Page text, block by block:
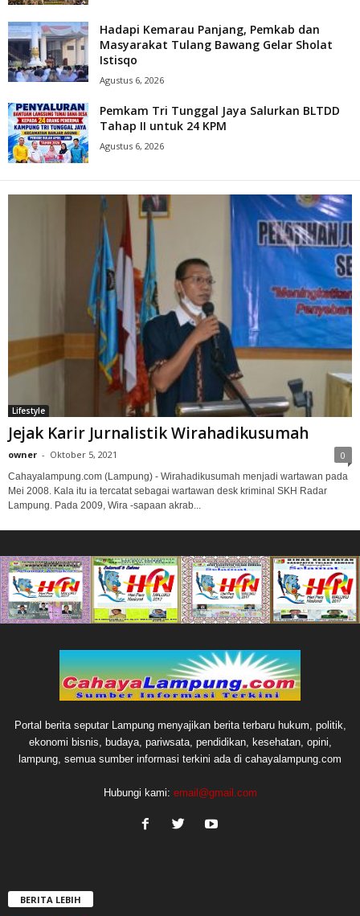
Hadapi Kemarau Panjang, Pemkab dan
Masyarakat Tulang Bawang Gelar Sholat
Istisqo
Agustus 6, 2026
Pemkam Tri Tunggal Jaya Salurkan BLTDD
Tahap II untuk 24 KPM
Agustus 6, 2026
Lifestyle
Jejak Karir Jurnalistik Wirahadikusumah
owner - Oktober 5, 2021 0
Cahayalampung.com (Lampung) - Wirahadikusumah menjadi wartawan pada
Mei 2008. Kala itu ia tercatat sebagai wartawan desk kriminal SKH Radar
Lampung. Pada 2009, Wira -sapaan akrab...
Portal berita seputar Lampung menyajikan berita terbaru hukum, politik,
ekonomi bisnis, budaya, pariwsata, pendidikan, kesehatan, opini,
lampung, semua sumber informasi terkini ada di cahayalampung.com
Hubungi kami: email@gmail.com
BERITA LEBIH